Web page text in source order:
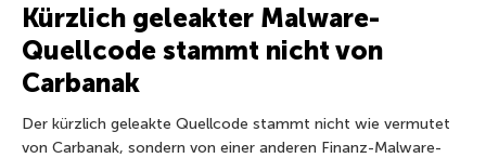
Kürzlich geleakter Malware-
Quellcode stammt nicht von
Carbanak
Der kürzlich geleakte Quellcode stammt nicht wie vermutet
von Carbanak, sondern von einer anderen Finanz-Malware-